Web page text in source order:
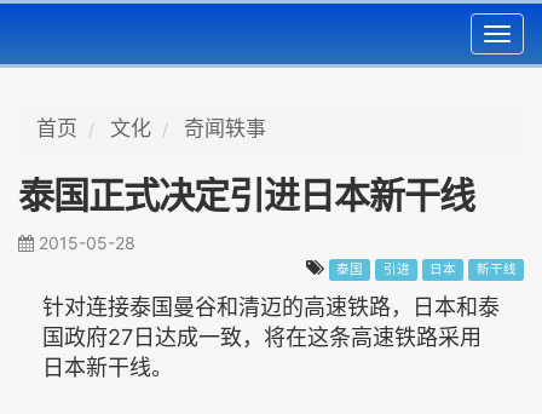
首页 文化 奇闻轶事
泰国正式决定引进日本新干线
2015-05-28
泰国 引进 日本 新干线
针对连接泰国曼谷和清迈的高速铁路，日本和泰
国政府27日达成一致，将在这条高速铁路采用
日本新干线。